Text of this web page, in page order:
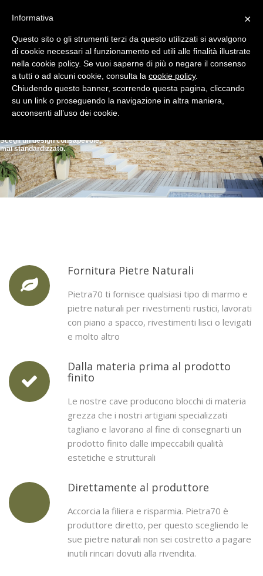
Lavorati, pavimenti,
Scegli un design consapevole,
mai standardizzato.
Fornitura Pietre Naturali
Pietra70 ti fornisce qualsiasi tipo di marmo e
pietre naturali per rivestimenti rustici, lavorati
con piano a spacco, rivestimenti lisci o levigati
e molto altro
Dalla materia prima al prodotto
finito
Le nostre cave producono blocchi di materia
grezza che i nostri artigiani specializzati
tagliano e lavorano al fine di consegnarti un
prodotto finito dalle impeccabili qualità
estetiche e strutturali
Direttamente al produttore
Accorcia la filiera e risparmia. Pietra70 è
produttore diretto, per questo scegliendo le
sue pietre naturali non sei costretto a pagare
inutili rincari dovuti alla rivendita.
×
Informativa
Questo sito o gli strumenti terzi da questo utilizzati si avvalgono
di cookie necessari al funzionamento ed utili alle finalità illustrate
nella cookie policy. Se vuoi saperne di più o negare il consenso
a tutti o ad alcuni cookie, consulta la cookie policy.
Chiudendo questo banner, scorrendo questa pagina, cliccando
su un link o proseguendo la navigazione in altra maniera,
acconsenti all’uso dei cookie.